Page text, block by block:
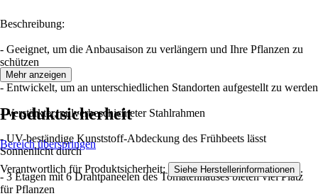
Beschreibung:
- Geeignet, um die Anbausaison zu verlängern und Ihre Pflanzen zu
schützen
- Entwickelt, um an unterschiedlichen Standorten aufgestellt zu werden
- Verstärkter, pulverbeschichteter Stahlrahmen
- UV-beständige Kunststoff-Abdeckung des Frühbeets lässt
Sonnenlicht durch
- 3 Etagen mit 6 Drahtpaneelen des Tomatenhauses bieten viel Platz
für Pflanzen
Mehr anzeigen
Produktsicherheit
Bereich überspringen
Verantwortlich für Produktsicherheit: Siehe Herstellerinformationen .